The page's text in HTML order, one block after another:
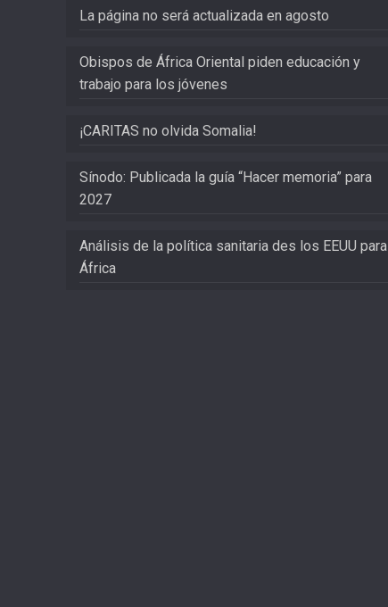
La página no será actualizada en agosto
Obispos de África Oriental piden educación y
trabajo para los jóvenes
¡CARITAS no olvida Somalia!
Sínodo: Publicada la guía “Hacer memoria” para
2027
Análisis de la política sanitaria des los EEUU para
África